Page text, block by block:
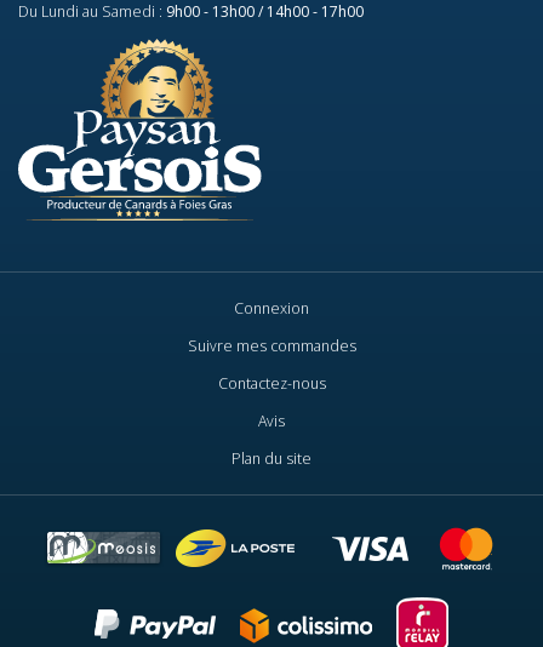
Du Lundi au Samedi : 9h00 - 13h00 / 14h00 - 17h00
Connexion
Suivre mes commandes
Contactez-nous
Avis
Plan du site